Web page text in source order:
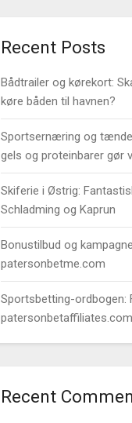
Recent Posts
Bådtrailer og kørekort:
køre båden til havnen?
Sportsernæring og
gels og proteinbarer gør
Skiferie i Østrig:
Schladming og Kaprun
Bonustilbud og
patersonbetme.com
Sportsbetting-ordbogen:
patersonbetaffiliates.com
Recent